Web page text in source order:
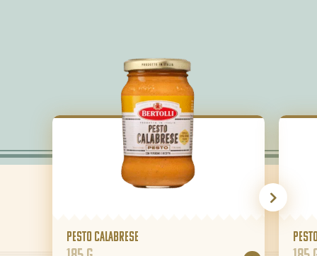
Pesto Calabrese